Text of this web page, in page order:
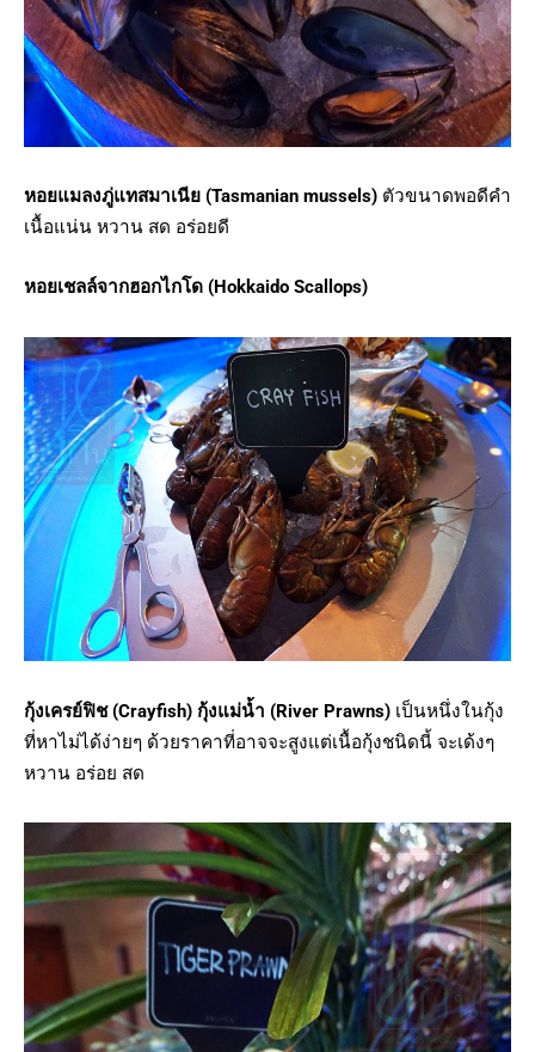
หอยแมลงภู่แทสมาเนีย (Tasmanian mussels) ตัวขนาดพอดีคำ
เนื้อแน่น หวาน สด อร่อยดี
หอยเชลล์จากฮอกไกโด (Hokkaido Scallops)
กุ้งเครย์ฟิช (Crayfish) กุ้งแม่น้ำ (River Prawns) เป็นหนึ่งในกุ้ง
ที่หาไม่ได้ง่ายๆ ด้วยราคาที่อาจจะสูงแต่เนื้อกุ้งชนิดนี้ จะเด้งๆ
หวาน อร่อย สด